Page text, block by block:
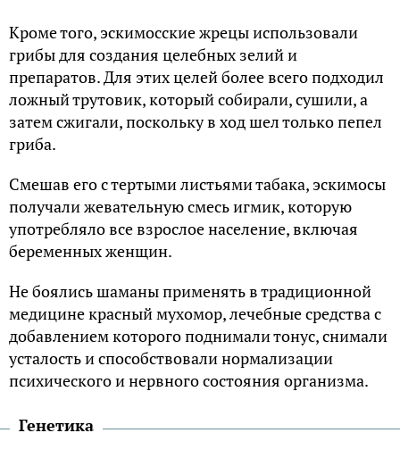
Кроме того, эскимосские жрецы использовали
грибы для создания целебных зелий и
препаратов. Для этих целей более всего подходил
ложный трутовик, который собирали, сушили, а
затем сжигали, поскольку в ход шел только пепел
гриба.
Смешав его с тертыми листьями табака, эскимосы
получали жевательную смесь игмик, которую
употребляло все взрослое население, включая
беременных женщин.
Не боялись шаманы применять в традиционной
медицине красный мухомор, лечебные средства с
добавлением которого поднимали тонус, снимали
усталость и способствовали нормализации
психического и нервного состояния организма.
Генетика